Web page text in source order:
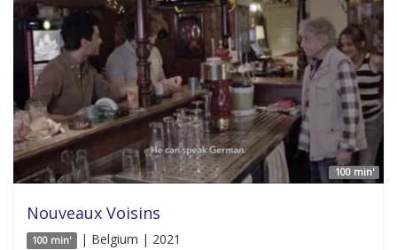
100 min'
Nouveaux Voisins
100 min' | Belgium | 2021